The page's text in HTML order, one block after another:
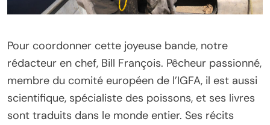
Pour coordonner cette joyeuse bande, notre
rédacteur en chef, Bill François. Pêcheur passionné,
membre du comité européen de l’IGFA, il est aussi
scientifique, spécialiste des poissons, et ses livres
sont traduits dans le monde entier. Ses récits